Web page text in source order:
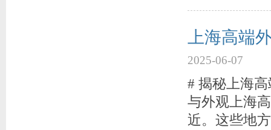
上海高端
2025-06-07
# 揭秘上海
与外观上海
近。这些地